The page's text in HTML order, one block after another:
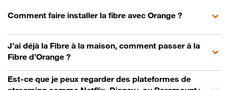
Comment faire installer la fibre avec Orange ?
J’ai déjà la Fibre à la maison, comment passer à la
Fibre d’Orange ?
Est-ce que je peux regarder des plateformes de